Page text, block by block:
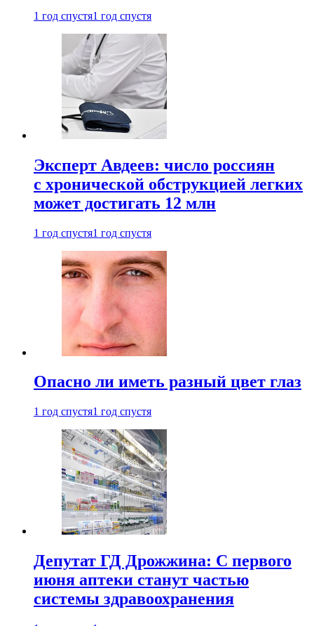
1 год спустя1 год спустя
Эксперт Авдеев: число россиян
с хронической обструкцией легких
может достигать 12 млн
1 год спустя1 год спустя
Опасно ли иметь разный цвет глаз
1 год спустя1 год спустя
Депутат ГД Дрожжина: С первого
июня аптеки станут частью
системы здравоохранения